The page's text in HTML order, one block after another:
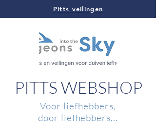
Pitts veilingen
PITTS WEBSHOP
Voor liefhebbers,
door liefhebbers...